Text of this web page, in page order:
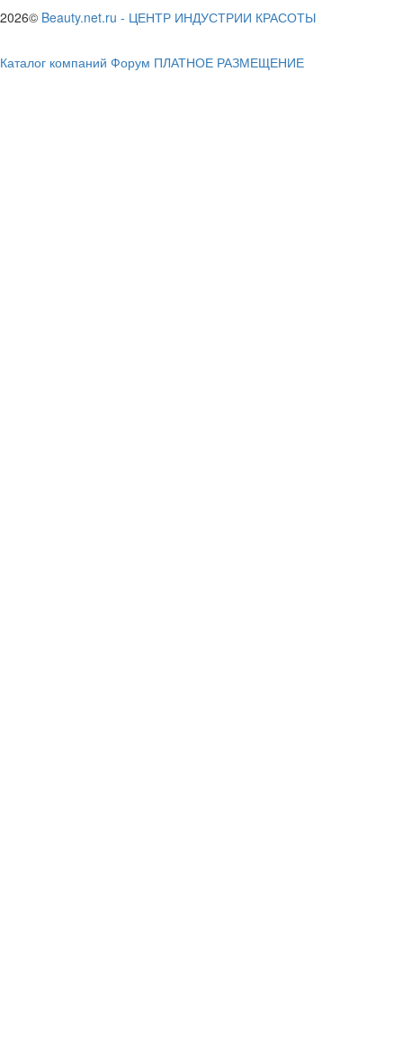
2026© Beauty.net.ru - ЦЕНТР ИНДУСТРИИ КРАСОТЫ
Каталог компаний Форум ПЛАТНОЕ РАЗМЕЩЕНИЕ